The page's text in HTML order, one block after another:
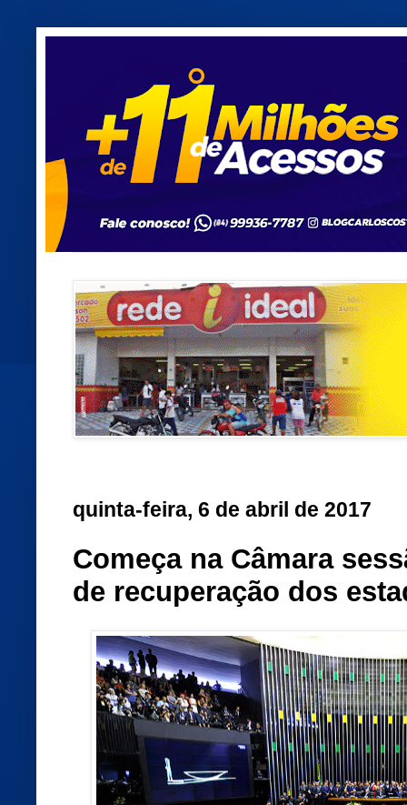
quinta-feira, 6 de abril de 2017
Começa na Câmara
de recuperação dos